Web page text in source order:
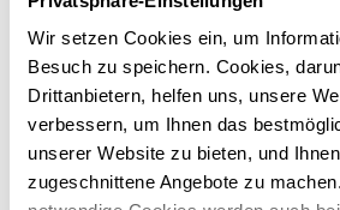
Wir setzen Cookies ein, um
Besuch zu speichern. Cookies,
Drittanbietern, helfen uns, unsere
verbessern, um Ihnen das
unserer Website zu bieten, und
zugeschnittene Angebote zu
Bildungskampagne der
und der Stiftung Evangelisches
Über die
Diakonie